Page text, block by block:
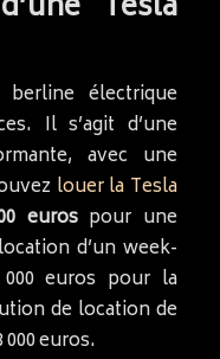
électrique
Il s’agit d’une
avec une
louer la Tesla
eurospour une
d’un week-
euros pour la
de location de
000 euros.